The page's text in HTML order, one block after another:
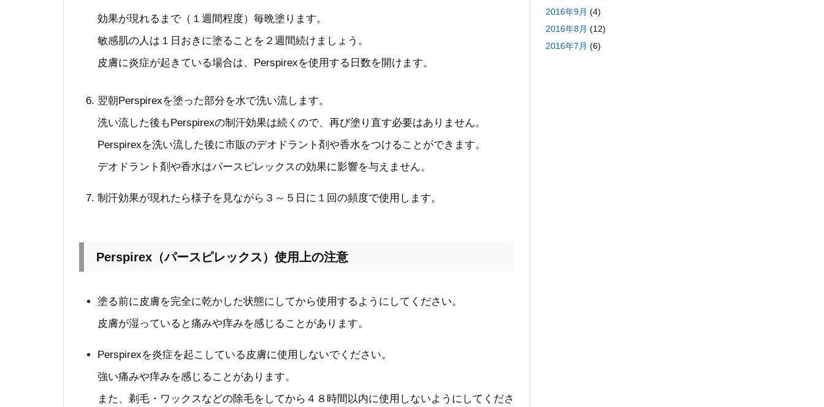
効果が現れるまで（１週間程度）毎晩塗ります。
敏感肌の人は１日おきに塗ることを２週間続けましょう。
皮膚に炎症が起きている場合は、Perspirexを使用する日数を開けます。
翌朝Perspirexを塗った部分を水で洗い流します。
洗い流した後もPerspirexの制汗効果は続くので、再び塗り直す必要はありません。
Perspirexを洗い流した後に市販のデオドラント剤や香水をつけることができます。
デオドラント剤や香水はパースピレックスの効果に影響を与えません。
制汗効果が現れたら様子を見ながら３～５日に１回の頻度で使用します。
Perspirex（パースピレックス）使用上の注意
塗る前に皮膚を完全に乾かした状態にしてから使用するようにしてください。
皮膚が湿っていると痛みや痒みを感じることがあります。
Perspirexを炎症を起こしている皮膚に使用しないでください。
強い痛みや痒みを感じることがあります。
また、剃毛・ワックスなどの除毛をしてから４８時間以内に使用しないようにしてくださ
2016年9月 (4)
2016年8月 (12)
2016年7月 (6)